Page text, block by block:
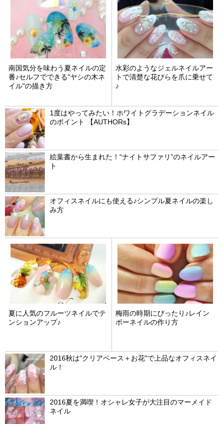
南国気分を味わう夏ネイルの定
番♪セルフでできる"ヤシの木ネ
イル"の描き方
水彩のようなジェルネイルアー
トで清楚な花びらを爪に乗せて
♪
1度はやってみたい！ホワイトグラデーションネイル
のポイント 【AUTHORs】
絵葉書から生まれた！“ナイトサファリ”のネイルアー
ト
オフィスネイルにも使える♪シンプル夏ネイルの楽し
み方
夏に人気のフルーツネイルでテ
ンションアップ♪
梅雨の時期にぴったり♪レイン
ボーネイルの作り方
2016秋は"クリアベース＋お花"で上品なオフィスネイ
ル！
2016夏を満喫！オシャレ女子が大注目のマーメイド
ネイル